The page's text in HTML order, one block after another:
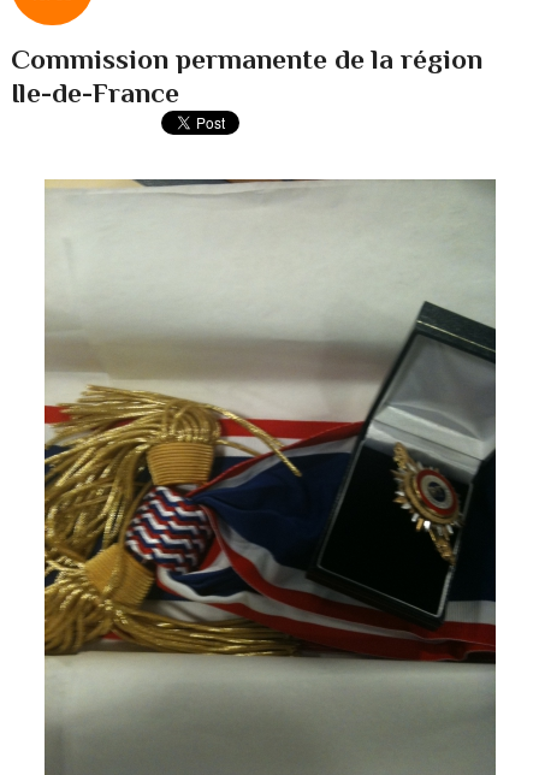
Commission permanente de la région
Ile-de-France